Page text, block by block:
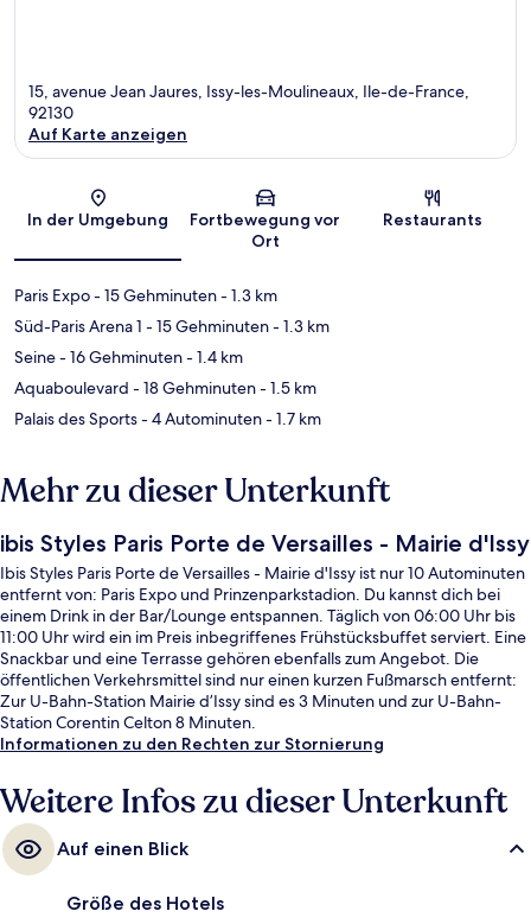
15, avenue Jean Jaures, Issy-les-Moulineaux, Ile-de-France,
92130
Auf Karte anzeigen
In der Umgebung
Fortbewegung vor
Ort
Restaurants
Paris Expo- 15 Gehminuten- 1.3 km
Süd-Paris Arena 1 - 15 Gehminuten- 1.3 km
Seine- 16 Gehminuten- 1.4 km
Aquaboulevard - 18 Gehminuten- 1.5 km
Palais des Sports- 4 Autominuten- 1.7 km
Mehr zu dieser Unterkunft
ibis Styles Paris Porte de Versailles - Mairie d'Issy
Ibis Styles Paris Porte de Versailles - Mairie d'Issy ist nur 10 Autominuten
entfernt von: Paris Expo und Prinzenparkstadion. Du kannst dich bei
einem Drink in der Bar/Lounge entspannen. Täglich von 06:00 Uhr bis
11:00 Uhr wird ein im Preis inbegriffenes Frühstücksbuffet serviert. Eine
Snackbar und eine Terrasse gehören ebenfalls zum Angebot. Die
öffentlichen Verkehrsmittel sind nur einen kurzen Fußmarsch entfernt:
Zur U-Bahn-Station Mairie d’Issy sind es 3 Minuten und zur U-Bahn-
Station Corentin Celton 8 Minuten.
Informationen zu den Rechten zur Stornierung
Weitere Infos zu dieser Unterkunft
Auf einen Blick
Größe des Hotels